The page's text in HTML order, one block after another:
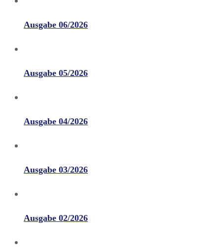
Ausgabe 06/2026
Ausgabe 05/2026
Ausgabe 04/2026
Ausgabe 03/2026
Ausgabe 02/2026